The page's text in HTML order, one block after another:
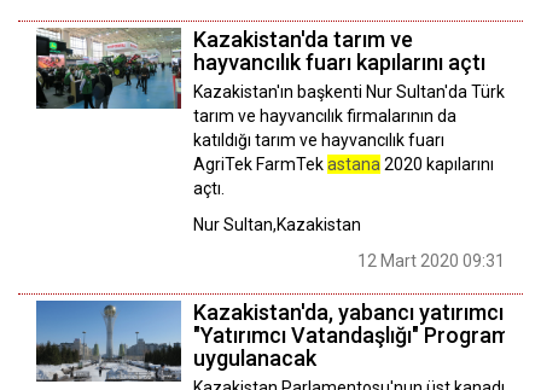
Kazakistan'da tarım ve
hayvancılık fuarı kapılarını açtı
Kazakistan'ın başkenti Nur Sultan'da Türk
tarım ve hayvancılık firmalarının da
katıldığı tarım ve hayvancılık fuarı
AgriTek FarmTekastana 2020 kapılarını
açtı.
Nur Sultan,Kazakistan
12 Mart 2020 09:31
Kazakistan'da, yabancı yatırımcılar
"Yatırımcı Vatandaşlığı" Programı
uygulanacak